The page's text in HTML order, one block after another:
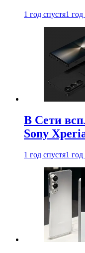
1 год спустя1 год
В Сети
Sony
1 год спустя1 год